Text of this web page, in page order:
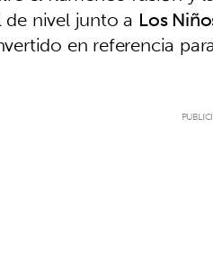
nivel junto a Los
en referencia